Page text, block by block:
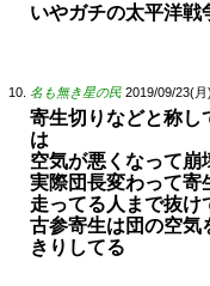
いやガチの太平洋戦
名も無き星の民 2019/09/23(
寄生切りなどと称し
は
空気が悪くなって崩
実際団長変わって寄
走ってる人まで抜け
古参寄生は団の空気
きりしてる